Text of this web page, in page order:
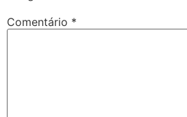
Comentário *